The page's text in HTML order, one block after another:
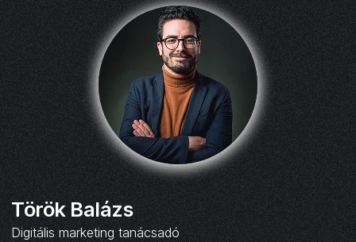
Török Balázs
Digitális marketing tanácsadó